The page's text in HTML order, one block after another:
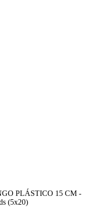
PLÁSTICO 15 CM -
(5x20)